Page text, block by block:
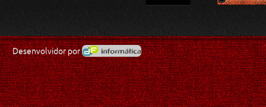
Desenvolvidor por